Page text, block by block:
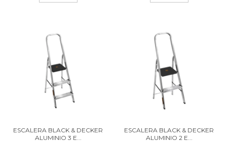
ESCALERA BLACK & DECKER
ALUMINIO 3 E...
ESCALERA BLACK & DECKER
ALUMINIO 2 E...